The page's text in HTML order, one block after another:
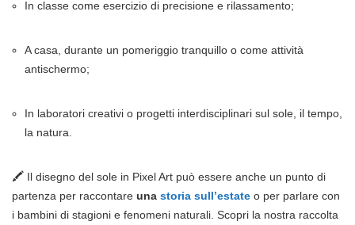
In classe come esercizio di precisione e rilassamento;
A casa, durante un pomeriggio tranquillo o come attività
antischermo;
In laboratori creativi o progetti interdisciplinari sul sole, il tempo,
la natura.
🖍️ Il disegno del sole in Pixel Art può essere anche un punto di
partenza per raccontare una storia sull’estate o per parlare con
i bambini di stagioni e fenomeni naturali. Scopri la nostra raccolta